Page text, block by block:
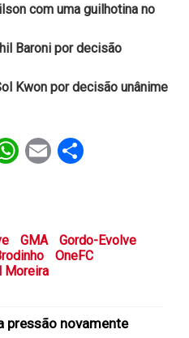
com uma guilhotina no
Baroni por decisão
Kwon por decisão unânime
WhatsApp
EmailShare
GMA
Gordo-Evolve
OneFC
Moreira
pressão novamente